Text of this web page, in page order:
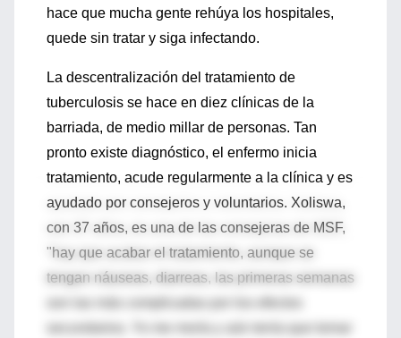
hace que mucha gente rehúya los hospitales,
quede sin tratar y siga infectando.
La descentralización del tratamiento de
tuberculosis se hace en diez clínicas de la
barriada, de medio millar de personas. Tan
pronto existe diagnóstico, el enfermo inicia
tratamiento, acude regularmente a la clínica y es
ayudado por consejeros y voluntarios. Xoliswa,
con 37 años, es una de las consejeras de MSF,
"hay que acabar el tratamiento, aunque se
tengan náuseas, diarreas, las primeras semanas